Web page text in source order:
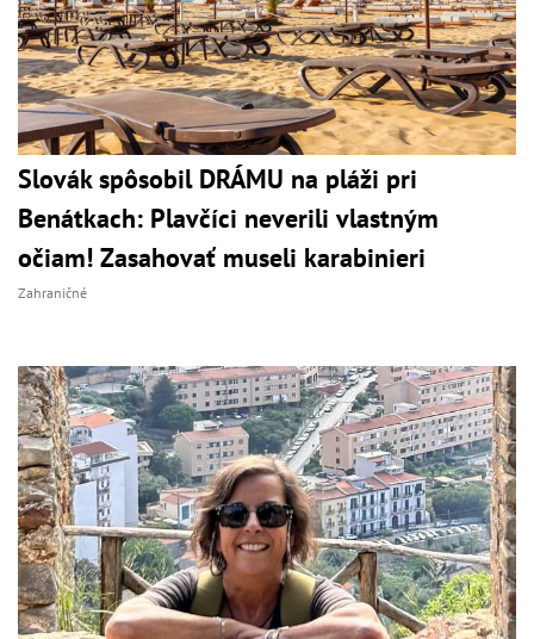
Slovák spôsobil DRÁMU na pláži pri
Benátkach: Plavčíci neverili vlastným
očiam! Zasahovať museli karabinieri
Zahraničné